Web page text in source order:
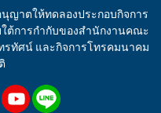
ญาตให้ทดลองประกอบกิจการ
ใต้การกำกับของสำนักงานคณะ
รทัศน์ และกิจการโทรคมนาคม